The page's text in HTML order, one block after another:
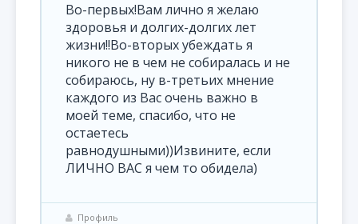
Во-первых!Вам лично я желаю
здоровья и долгих-долгих лет
жизни!!Во-вторых убеждать я
никого не в чем не собиралась и не
собираюсь, ну в-третьих мнение
каждого из Вас очень важно в
моей теме, спасибо, что не
остаетесь
равнодушными))Извините, если
ЛИЧНО ВАС я чем то обидела)
Профиль